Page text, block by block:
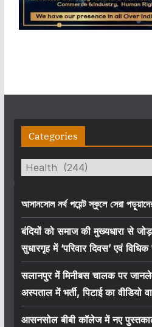
Categories
Categories
আসানসোল নর্থ পয়েন্ট স্কুলে সেরা পড়ুয়াদের
बंदियों को समाज की मुख्यधारा से
सुधारगृह में ‘परिवार दिवस’ एवं
सलानपुर में मिनीबस चालक पर
अस्पताल में भर्ती, पिटाई का
आसनसोल बीबी कॉलेज में नए